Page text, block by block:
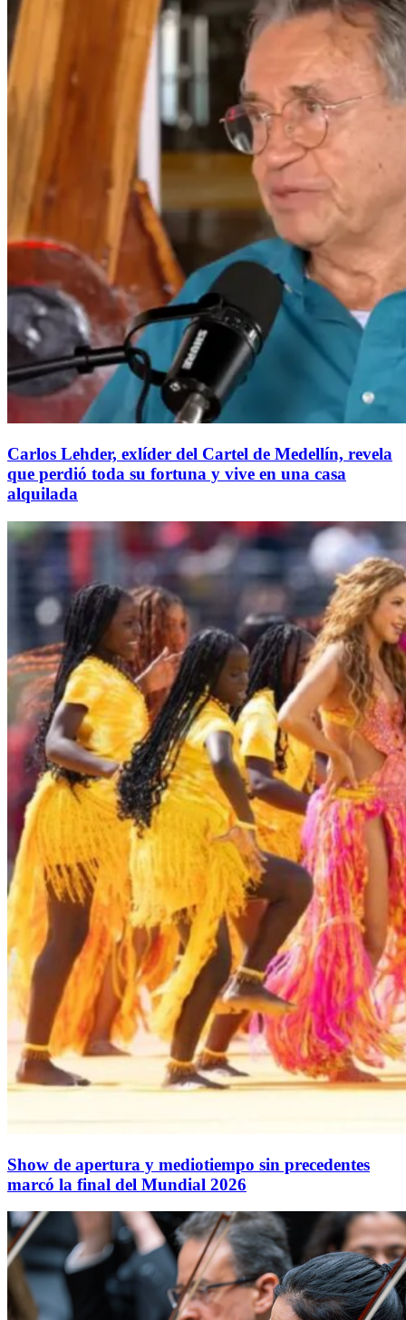
Carlos Lehder, exlíder del Cartel de Medellín, revela
que perdió toda su fortuna y vive en una casa
alquilada
Show de apertura y mediotiempo sin precedentes
marcó la final del Mundial 2026